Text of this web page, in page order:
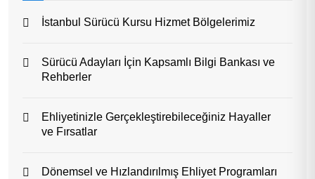
İstanbul Sürücü Kursu Hizmet Bölgelerimiz
Sürücü Adayları İçin Kapsamlı Bilgi Bankası ve
Rehberler
Ehliyetinizle Gerçekleştirebileceğiniz Hayaller
ve Fırsatlar
Dönemsel ve Hızlandırılmış Ehliyet Programları